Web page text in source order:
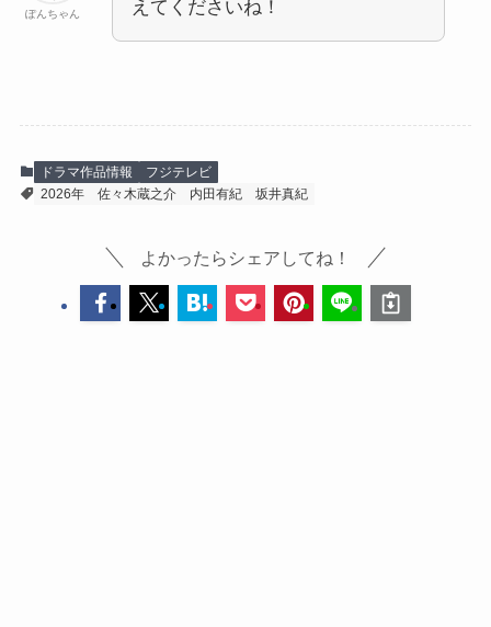
ぽんちゃん えてくださいね！
ドラマ作品情報
フジテレビ
2026年
佐々木蔵之介 内田有紀 坂井真紀
よかったらシェアしてね！